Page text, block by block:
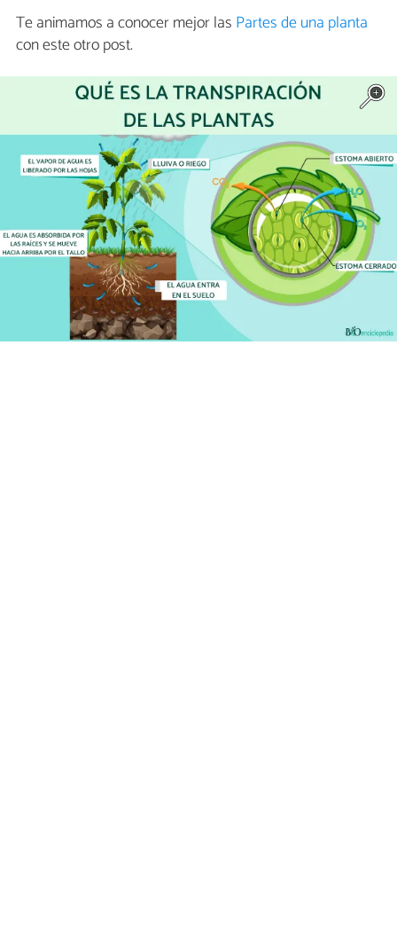
Te animamos a conocer mejor las Partes de una planta
con este otro post.